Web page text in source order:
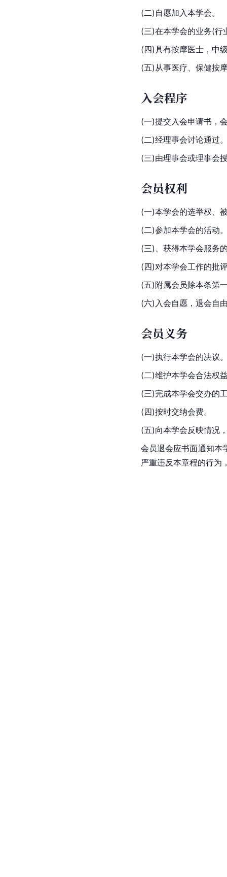
(二)自愿加入本学会。
(三)在本学会的业务(行
(四)具有按摩医士，中
(五)从事医疗、保健按
入会程序
(一)提交入会申请书，
(二)经理事会讨论通过
(三)由理事会或理事会
会员权利
(一)本学会的选举权、
(二)参加本学会的活动
(三)、获得本学会服务
(四)对本学会工作的批
(五)附属会员除本条第
(六)入会自愿，退会自
会员义务
(一)执行本学会的决议
(二)维护本学会合法权
(三)完成本学会交办的
(四)按时交纳会费。
(五)向本学会反映情况
会员退会应书面通知本
严重违反本章程的行为